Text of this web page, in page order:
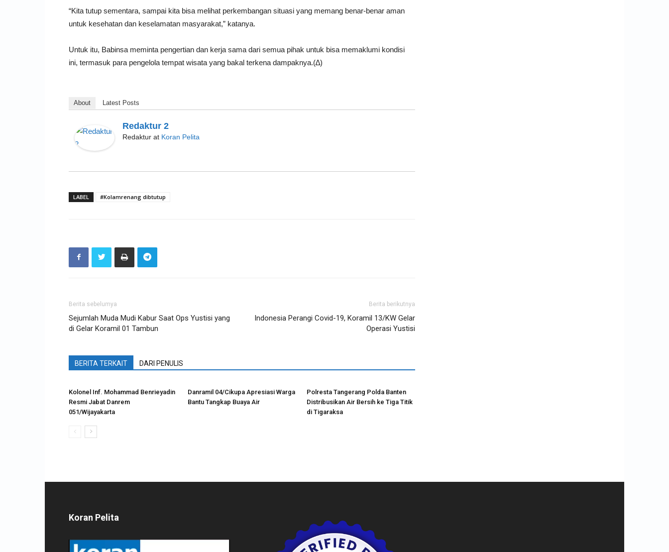
“Kita tutup sementara, sampai kita bisa melihat perkembangan situasi yang memang benar-benar aman
untuk kesehatan dan keselamatan masyarakat,” katanya.
Untuk itu, Babinsa meminta pengertian dan kerja sama dari semua pihak untuk bisa memaklumi kondisi
ini, termasuk para pengelola tempat wisata yang bakal terkena dampaknya.(∆)
About Latest Posts
Redaktur 2
Redaktur at Koran Pelita
LABEL #Kolamrenang dibtutup
Berita sebelumya
Sejumlah Muda Mudi Kabur Saat Ops Yustisi yang
di Gelar Koramil 01 Tambun
Berita berikutnya
Indonesia Perangi Covid-19, Koramil 13/KW Gelar
Operasi Yustisi
BERITA TERKAIT DARI PENULIS
Kolonel Inf. Mohammad Benrieyadin
Resmi Jabat Danrem
051/Wijayakarta
Danramil 04/Cikupa Apresiasi Warga
Bantu Tangkap Buaya Air
Polresta Tangerang Polda Banten
Distribusikan Air Bersih ke Tiga Titik
di Tigaraksa
Koran Pelita
Pemutar